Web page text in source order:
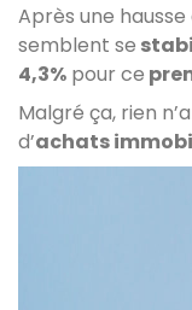
Après une hausse
semblent se
4,3% pour ce
Malgré ça, rien
d’achats